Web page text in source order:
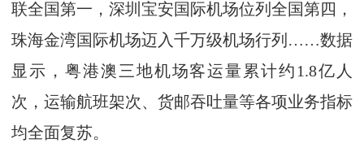
联全国第一，深圳宝安国际机场位列全国第四，
珠海金湾国际机场迈入千万级机场行列……数据
显示，粤港澳三地机场客运量累计约1.8亿人
次，运输航班架次、货邮吞吐量等各项业务指标
均全面复苏。